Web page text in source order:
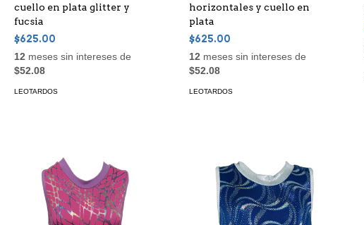
cuello en plata glitter y
fucsia
$625.00
12 meses sin intereses de
$52.08
LEOTARDOS
horizontales y cuello en
plata
$625.00
12 meses sin intereses de
$52.08
LEOTARDOS